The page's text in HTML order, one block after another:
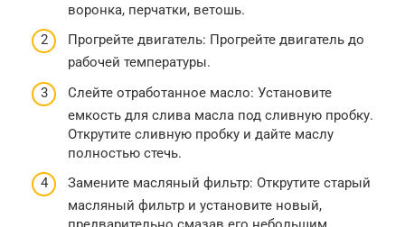
воронка, перчатки, ветошь.
Прогрейте двигатель: Прогрейте двигатель до
рабочей температуры.
Слейте отработанное масло: Установите
емкость для слива масла под сливную пробку.
Открутите сливную пробку и дайте маслу
полностью стечь.
Замените масляный фильтр: Открутите старый
масляный фильтр и установите новый,